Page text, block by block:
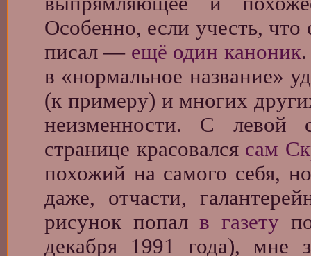
Особенно, если учесть, что
писал — ещё один каноник
в «нормальное название»
(к примеру) и многих
неизменности. С левой
странице красовался сам
похожий на самого себя,
даже, отчасти,
рисунок попалв газету
декабря 1991 года), мне